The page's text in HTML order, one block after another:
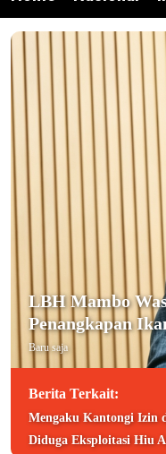
LBH Mambo
Penangkapan
Baru saja
Berita Terkait:
Mengaku Kantongi Izin
Diduga Eksploitasi Hiu